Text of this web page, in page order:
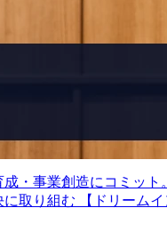
成・事業創造にコミッ
に取り組む 【ドリーム